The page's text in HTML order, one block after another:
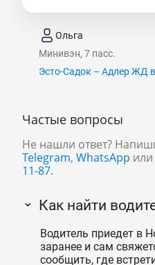
Ольга
Минивэн, 7 пасс.
Эсто-Садок – Адлер ЖД
Частые вопросы
Не нашли ответ?
Telegram, WhatsApp
11-87.
Как найти
Водитель приедет в
заранее и сам
сообщить, где